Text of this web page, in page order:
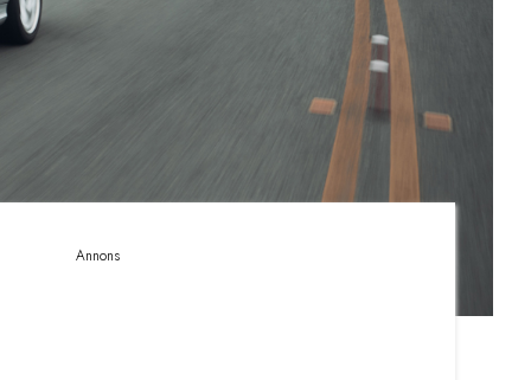
Annons